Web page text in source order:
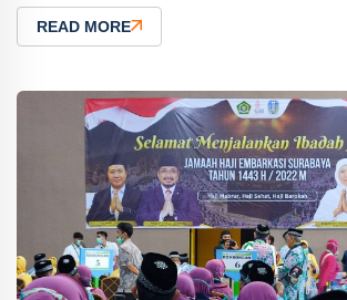
READ MORE